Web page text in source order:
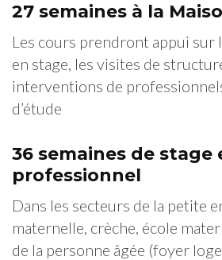
27 semaines à la
Les cours prendront appui sur
en stage, les visites de
interventions de
d’étude
36 semaines de stage
professionnel
Dans les secteurs de la petite
maternelle, crèche, école
de la personne âgée (foyer